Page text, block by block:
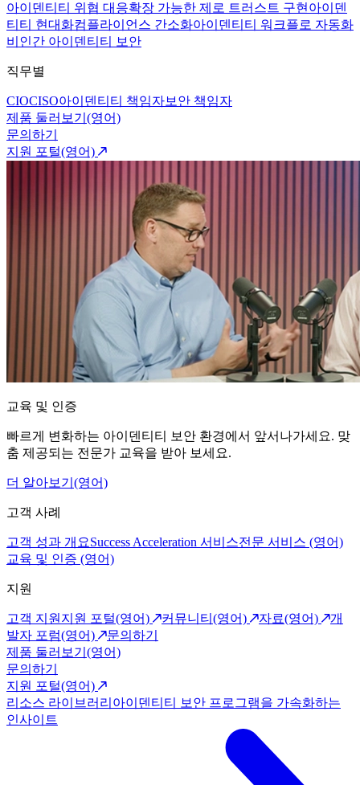
아이덴티티 위협 대응확장 가능한 제로 트러스트 구현 아이덴
티티 현대화컴플라이언스 간소화아이덴티티 워크플로 자동화
비인간 아이덴티티 보안
직무별
CIOCISO아이덴티티 책임자보안 책임자
제품 둘러보기(영어)
문의하기
지원 포털(영어)
교육 및 인증
빠르게 변화하는 아이덴티티 보안 환경에서 앞서나가세요. 맞
춤 제공되는 전문가 교육을 받아 보세요.
더 알아보기(영어)
고객 사례
고객 성과 개요Success Acceleration 서비스전문 서비스 (영어)
교육 및 인증 (영어)
지원
고객 지원 지원 포털(영어) 커뮤니티(영어) 자료(영어)
개
발자 포럼(영어)
문의하기
제품 둘러보기(영어)
문의하기
지원 포털(영어)
리소스 라이브러리 아이덴티티 보안 프로그램을 가속화하는
인사이트